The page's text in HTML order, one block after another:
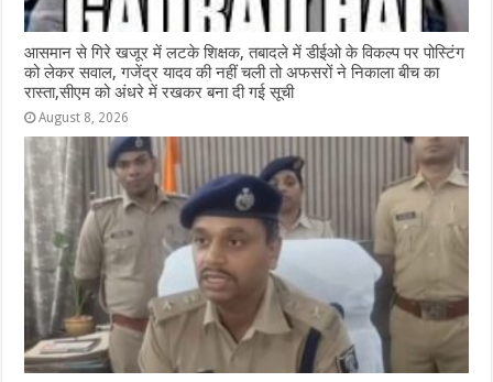
आसमान से गिरे खजूर में लटके शिक्षक, तबादले में डीईओ के विकल्प पर पोस्टिंग
को लेकर सवाल, गजेंद्र यादव की नहीं चली तो अफसरों ने निकाला बीच का
रास्ता,सीएम को अंधरे में रखकर बना दी गई सूची
August 8, 2026